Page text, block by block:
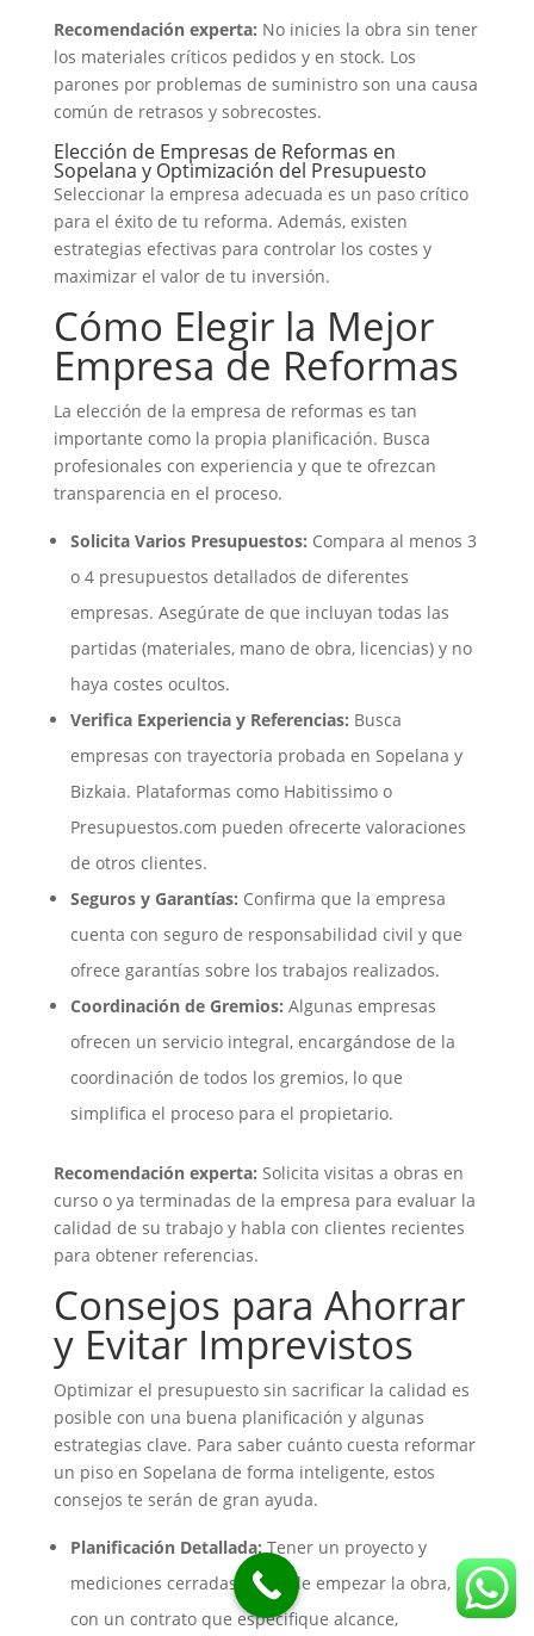
Recomendación experta: No inicies la obra sin tener
los materiales críticos pedidos y en stock. Los
parones por problemas de suministro son una causa
común de retrasos y sobrecostes.
Elección de Empresas de Reformas en
Sopelana y Optimización del Presupuesto
Seleccionar la empresa adecuada es un paso crítico
para el éxito de tu reforma. Además, existen
estrategias efectivas para controlar los costes y
maximizar el valor de tu inversión.
Cómo Elegir la Mejor
Empresa de Reformas
La elección de la empresa de reformas es tan
importante como la propia planificación. Busca
profesionales con experiencia y que te ofrezcan
transparencia en el proceso.
Solicita Varios Presupuestos: Compara al menos 3
o 4 presupuestos detallados de diferentes
empresas. Asegúrate de que incluyan todas las
partidas (materiales, mano de obra, licencias) y no
haya costes ocultos.
Verifica Experiencia y Referencias: Busca
empresas con trayectoria probada en Sopelana y
Bizkaia. Plataformas como Habitissimo o
Presupuestos.com pueden ofrecerte valoraciones
de otros clientes.
Seguros y Garantías: Confirma que la empresa
cuenta con seguro de responsabilidad civil y que
ofrece garantías sobre los trabajos realizados.
Coordinación de Gremios: Algunas empresas
ofrecen un servicio integral, encargándose de la
coordinación de todos los gremios, lo que
simplifica el proceso para el propietario.
Recomendación experta: Solicita visitas a obras en
curso o ya terminadas de la empresa para evaluar la
calidad de su trabajo y habla con clientes recientes
para obtener referencias.
Consejos para Ahorrar
y Evitar Imprevistos
Optimizar el presupuesto sin sacrificar la calidad es
posible con una buena planificación y algunas
estrategias clave. Para saber cuánto cuesta reformar
un piso en Sopelana de forma inteligente, estos
consejos te serán de gran ayuda.
Planificación Detallada:Tener un proyecto y
mediciones cerradas antes de empezar la obra,
con un contrato que especifique alcance,